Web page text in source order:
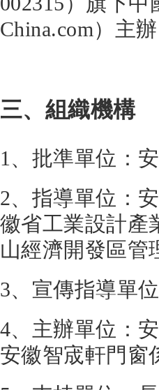
China.com）主
三、 組織機構
1、批準單位：
2、指導單位：
徽省工業設計產
山經濟開發區管
3、宣傳指導單
4、主辦單位：
安徽智宬軒門窗